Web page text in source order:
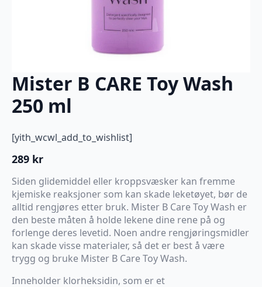
Mister B CARE Toy Wash
250 ml
[yith_wcwl_add_to_wishlist]
289 kr
Siden glidemiddel eller kroppsvæsker kan fremme
kjemiske reaksjoner som kan skade leketøyet, bør de
alltid rengjøres etter bruk. Mister B Care Toy Wash er
den beste måten å holde lekene dine rene på og
forlenge deres levetid. Noen andre rengjøringsmidler
kan skade visse materialer, så det er best å være
trygg og bruke Mister B Care Toy Wash.
Inneholder klorheksidin, som er et